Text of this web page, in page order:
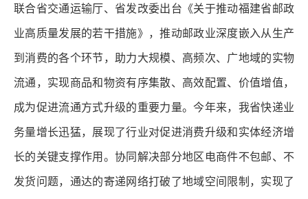
联合省交通运输厅、省发改委出台《关于推动福建省邮政
业高质量发展的若干措施》，推动邮政业深度嵌入从生产
到消费的各个环节，助力大规模、高频次、广地域的实物
流通，实现商品和物资有序集散、高效配置、价值增值，
成为促进流通方式升级的重要力量。今年来，我省快递业
务量增长迅猛，展现了行业对促进消费升级和实体经济增
长的关键支撑作用。协同解决部分地区电商件不包邮、不
发货问题，通达的寄递网络打破了地域空间限制，实现了